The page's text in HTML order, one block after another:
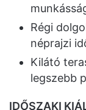
Régi
néprajzi
Kilátó
legszebb
IDŐSZAKI